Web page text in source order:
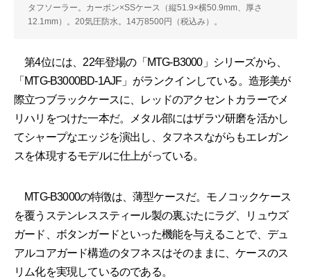
タフソーラー。カーボン×SSケース（縦51.9×横50.9mm、厚さ
12.1mm）。20気圧防水。14万8500円（税込み）。
第4位には、22年登場の「MTG-B3000」シリーズから、
「MTG-B3000BD-1AJF」がランクインしている。造形美が
際立つブラックケースに、レッドのアクセントカラーでメ
リハリをつけた一本だ。メタル部にはザラツ研磨を活かし
てシャープなエッジを演出し、タフネスながらもエレガン
スを体現するモデルに仕上がっている。
MTG-B3000の特徴は、薄型ケースだ。モノコックケース
を覆うステンレススティール製の裏ぶたにラグ、リュウズ
ガード、ボタンガードといった機能を与えることで、デュ
アルコアガード構造のタフネスはそのままに、ケースのス
リム化を実現しているのである。